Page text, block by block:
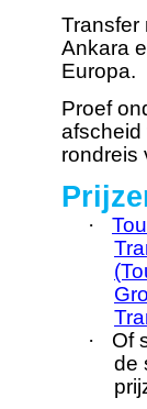
Transfer
Ankara
Europa.
Proef
afscheid
rondreis
·
·
Of
de